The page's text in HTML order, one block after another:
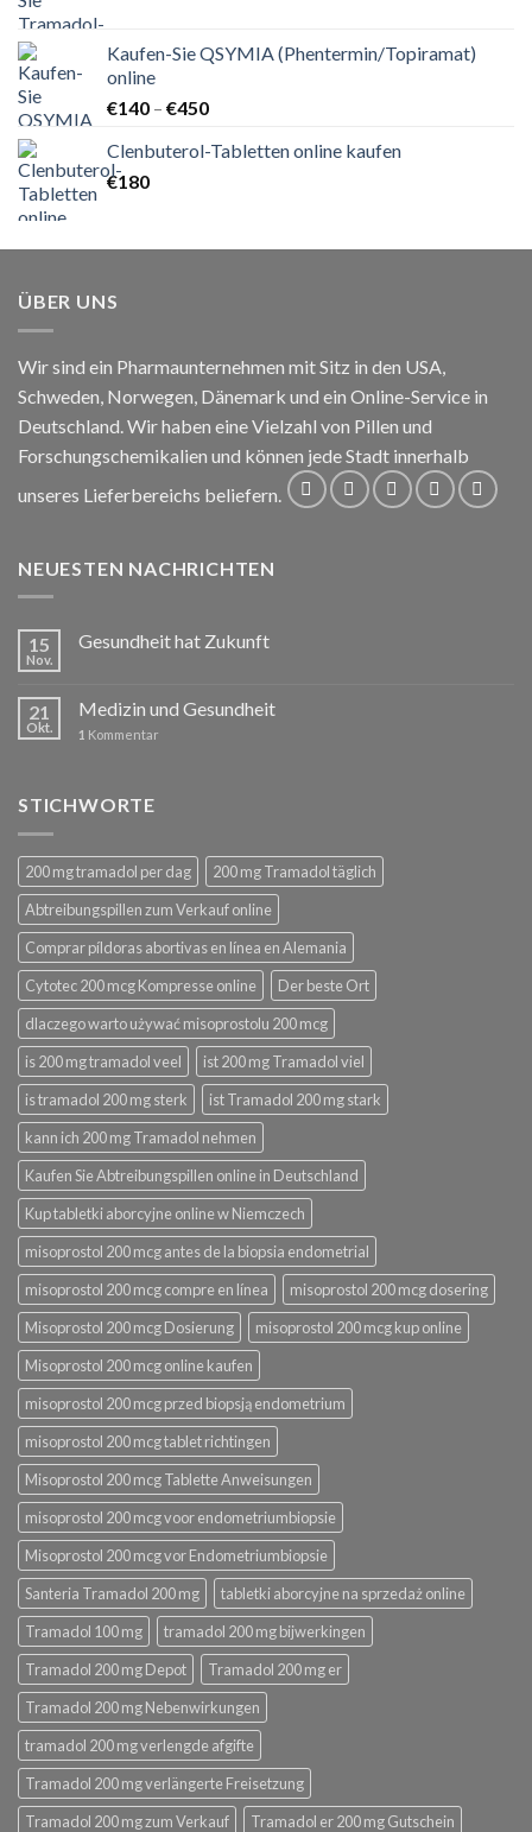
€210
Kaufen-Sie QSYMIA (Phentermin/Topiramat)
online
€140 – €450Preisspanne:
bis
Clenbuterol-Tabletten online kaufen
€180
ÜBER UNS
Wir sind ein Pharmaunternehmen mit Sitz in den USA,
Schweden, Norwegen, Dänemark und ein Online-Service in
Deutschland. Wir haben eine Vielzahl von Pillen und
Forschungschemikalien und können jede Stadt innerhalb
unseres Lieferbereichs beliefern.
NEUESTEN NACHRICHTEN
15
Nov.
Gesundheit hat Zukunft
21
Okt.
Medizin und Gesundheit
1 Kommentar
STICHWORTE
200 mg tramadol per dag
200 mg Tramadol täglich
Abtreibungspillen zum Verkauf online
Comprar píldoras abortivas en línea en Alemania
Cytotec 200 mcg Kompresse online
Der beste Ort
dlaczego warto używać misoprostolu 200 mcg
is 200 mg tramadol veel
ist 200 mg Tramadol viel
is tramadol 200 mg sterk
ist Tramadol 200 mg stark
kann ich 200 mg Tramadol nehmen
Kaufen Sie Abtreibungspillen online in Deutschland
Kup tabletki aborcyjne online w Niemczech
misoprostol 200 mcg antes de la biopsia endometrial
misoprostol 200 mcg compre en línea
misoprostol 200 mcg dosering
Misoprostol 200 mcg Dosierung
misoprostol 200 mcg kup online
Misoprostol 200 mcg online kaufen
misoprostol 200 mcg przed biopsją endometrium
misoprostol 200 mcg tablet richtingen
Misoprostol 200 mcg Tablette Anweisungen
misoprostol 200 mcg voor endometriumbiopsie
Misoprostol 200 mcg vor Endometriumbiopsie
Santeria Tramadol 200 mg
tabletki aborcyjne na sprzedaż online
Tramadol 100 mg
tramadol 200 mg bijwerkingen
Tramadol 200 mg Depot
Tramadol 200 mg er
Tramadol 200 mg Nebenwirkungen
tramadol 200 mg verlengde afgifte
Tramadol 200 mg verlängerte Freisetzung
Tramadol 200 mg zum Verkauf
Tramadol er 200 mg Gutschein